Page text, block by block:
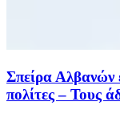
Σπείρα Αλβανών
πολίτες – Τους